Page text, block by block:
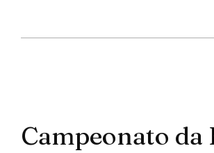
Campeonato da